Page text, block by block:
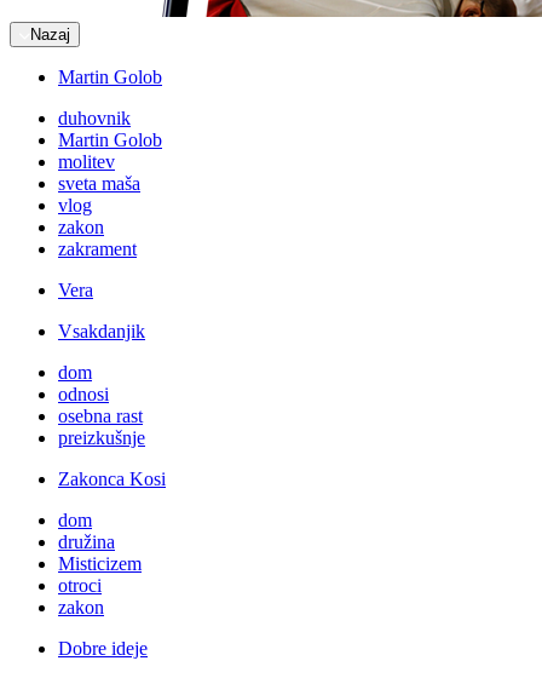
Nazaj
Martin Golob
duhovnik
Martin Golob
molitev
sveta maša
vlog
zakon
zakrament
Vera
Vsakdanjik
dom
odnosi
osebna rast
preizkušnje
Zakonca Kosi
dom
družina
Misticizem
otroci
zakon
Dobre ideje